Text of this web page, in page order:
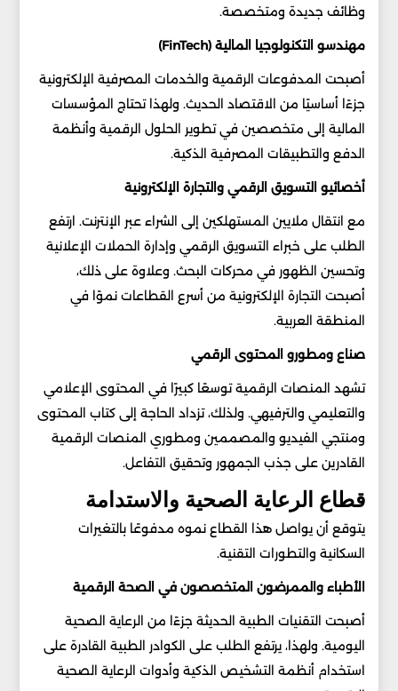
وظائف جديدة ومتخصصة.
مهندسو التكنولوجيا المالية (FinTech)
أصبحت المدفوعات الرقمية والخدمات المصرفية الإلكترونية
جزءًا أساسيًا من الاقتصاد الحديث. ولهذا تحتاج المؤسسات
المالية إلى متخصصين في تطوير الحلول الرقمية وأنظمة
الدفع والتطبيقات المصرفية الذكية.
أخصائيو التسويق الرقمي والتجارة الإلكترونية
مع انتقال ملايين المستهلكين إلى الشراء عبر الإنترنت. ارتفع
الطلب على خبراء التسويق الرقمي وإدارة الحملات الإعلانية
وتحسين الظهور في محركات البحث. وعلاوة على ذلك،
أصبحت التجارة الإلكترونية من أسرع القطاعات نموًا في
المنطقة العربية.
صناع ومطورو المحتوى الرقمي
تشهد المنصات الرقمية توسعًا كبيرًا في المحتوى الإعلامي
والتعليمي والترفيهي. ولذلك، تزداد الحاجة إلى كتاب المحتوى
ومنتجي الفيديو والمصممين ومطوري المنصات الرقمية
القادرين على جذب الجمهور وتحقيق التفاعل.
قطاع الرعاية الصحية والاستدامة
يتوقع أن يواصل هذا القطاع نموه مدفوعًا بالتغيرات
السكانية والتطورات التقنية.
الأطباء والممرضون المتخصصون في الصحة الرقمية
أصبحت التقنيات الطبية الحديثة جزءًا من الرعاية الصحية
اليومية. ولهذا، يرتفع الطلب على الكوادر الطبية القادرة على
استخدام أنظمة التشخيص الذكية وأدوات الرعاية الصحية